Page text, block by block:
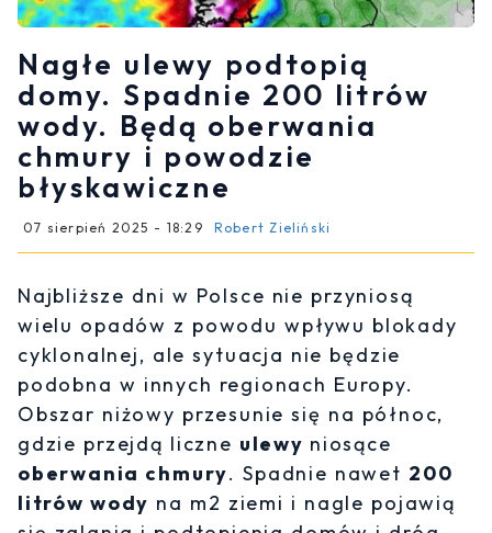
Nagłe ulewy podtopią
domy. Spadnie 200 litrów
wody. Będą oberwania
chmury i powodzie
błyskawiczne
07 sierpień 2025 - 18:29 Robert Zieliński
Najbliższe dni w Polsce nie przyniosą
wielu opadów z powodu wpływu blokady
cyklonalnej, ale sytuacja nie będzie
podobna w innych regionach Europy.
Obszar niżowy przesunie się na północ,
gdzie przejdą liczne ulewy niosące
oberwania chmury. Spadnie nawet 200
litrów wody na m2 ziemi i nagle pojawią